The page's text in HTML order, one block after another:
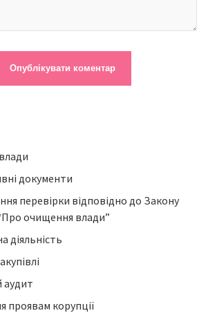
документи
перевірки відповідно до Закону
очищення влади”
діяльність
аудит
проявам корупції